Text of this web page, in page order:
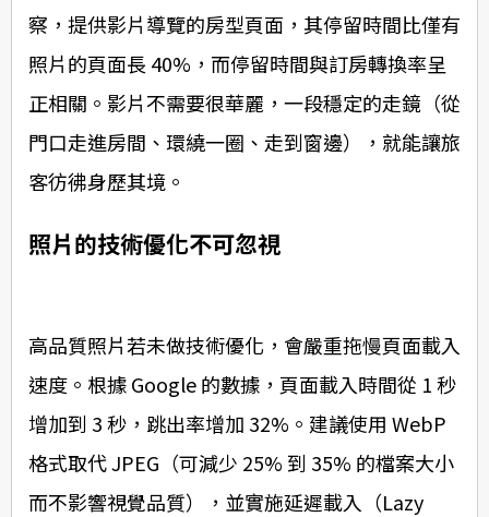
察，提供影片導覽的房型頁面，其停留時間比僅有
照片的頁面長 40%，而停留時間與訂房轉換率呈
正相關。影片不需要很華麗，一段穩定的走鏡（從
門口走進房間、環繞一圈、走到窗邊），就能讓旅
客彷彿身歷其境。
照片的技術優化不可忽視
高品質照片若未做技術優化，會嚴重拖慢頁面載入
速度。根據 Google 的數據，頁面載入時間從 1 秒
增加到 3 秒，跳出率增加 32%。建議使用 WebP
格式取代 JPEG（可減少 25% 到 35% 的檔案大小
而不影響視覺品質），並實施延遲載入（Lazy